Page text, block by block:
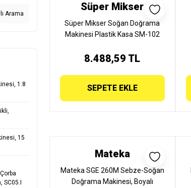
Arama
1.8
15
SC05.I
Süper Mikser
Süper Mikser Soğan Doğrama
Makinesi Plastik Kasa SM-102
8.488,59 TL
SEPETE EKLE
Mateka
Mateka SGE 260M Sebze-Soğan
Doğrama Makinesi, Boyalı